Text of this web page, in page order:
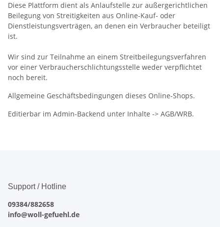
Diese Plattform dient als Anlaufstelle zur außergerichtlichen
Beilegung von Streitigkeiten aus Online-Kauf- oder
Dienstleistungsverträgen, an denen ein Verbraucher beteiligt
ist.
Wir sind zur Teilnahme an einem Streitbeilegungsverfahren
vor einer Verbraucherschlichtungsstelle weder verpflichtet
noch bereit.
Allgemeine Geschäftsbedingungen dieses Online-Shops.
Editierbar im Admin-Backend unter Inhalte -> AGB/WRB.
Support / Hotline
09384/882658
info@woll-gefuehl.de